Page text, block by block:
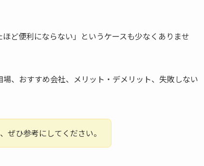
ど便利にならない」というケースも少なくありませ
、おすすめ会社、メリット・デメリット、失敗しない
ぜひ参考にしてください。